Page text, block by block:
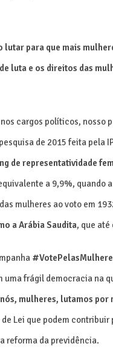
lutar para que mais
luta e os direitos das
cargos políticos, nosso
de 2015 feita pela
de representatividade
a 9,9%, quando
mulheres ao voto em
a Arábia Saudita, que
uma frágil democracia na
mulheres, lutamos por
Lei que podem
reforma da previdência.